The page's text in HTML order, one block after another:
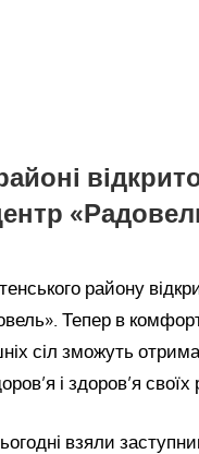
району
Тепер в
сіл зможуть
і здоров’я своїх
взяли